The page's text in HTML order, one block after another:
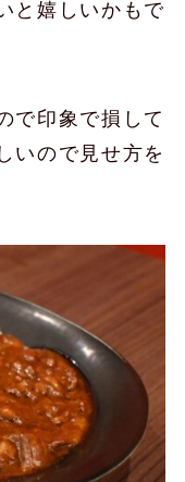
と嬉しいかもで
で印象で損して
いので見せ方を